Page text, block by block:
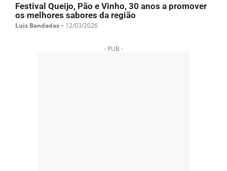
Festival Queijo, Pão e Vinho, 30 anos a promover
os melhores sabores da região
Luis Bandadas • 12/03/2026
- PUB -